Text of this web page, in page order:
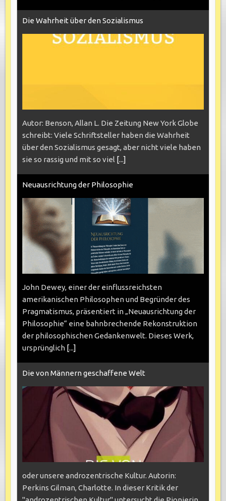
Die Wahrheit über den Sozialismus
Autor: Benson, Allan L. Die Zeitung New York Globe
schreibt: Viele Schriftsteller haben die Wahrheit
über den Sozialismus gesagt, aber nicht viele haben
sie so rassig und mit so viel [...]
Neuausrichtung der Philosophie
John Dewey, einer der einflussreichsten
amerikanischen Philosophen und Begründer des
Pragmatismus, präsentiert in „Neuausrichtung der
Philosophie“ eine bahnbrechende Rekonstruktion
der philosophischen Gedankenwelt. Dieses Werk,
ursprünglich [...]
Die von Männern geschaffene Welt
oder unsere androzentrische Kultur. Autorin:
Perkins Gilman, Charlotte. In dieser Kritik der